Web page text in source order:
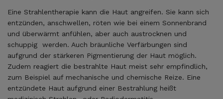
Eine Strahlentherapie kann die Haut angreifen. Sie kann sich
entzünden, anschwellen, röten wie bei einem Sonnenbrand
und überwärmt anfühlen, aber auch austrocknen und
schuppig werden. Auch bräunliche Verfärbungen sind
aufgrund der stärkeren Pigmentierung der Haut möglich.
Zudem reagiert die bestrahlte Haut meist sehr empfindlich,
zum Beispiel auf mechanische und chemische Reize. Eine
entzündete Haut aufgrund einer Bestrahlung heißt